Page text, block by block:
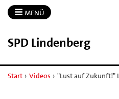
MENÜ
SPD Lindenberg
Start › Videos › "Lust auf Zukunft!"